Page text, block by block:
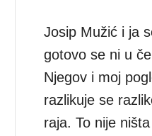
Josip Mužić i ja
gotovo se ni u
Njegov i moj
razlikuje se
raja. To nije